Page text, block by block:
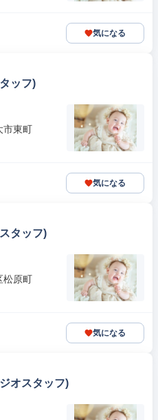
気になる
ッフ)
市東町
気になる
タッフ)
松原町
気になる
オスタッフ)